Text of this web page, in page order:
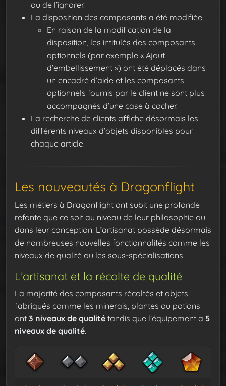
ou de l’ignorer.
La disposition des composants a été modifiée.
En raison de la modification de la
disposition, les intitulés des composants
optionnels (par exemple « Ajout
d’embellissement ») ont été déplacés dans
un encadré d’aide et les composants
optionnels fournis par le client ne sont plus
accompagnés d’une case à cocher.
La recherche de clients affiche désormais les
différents niveaux d’objets disponibles pour
chaque article.
Les nouveautés à Dragonflight
Les métiers à Dragonflight ont subit une profonde
refonte que ce soit au niveau de leur philosophie ou
dans leur conception. L’artisanat possède désormais
de nombreuses nouvelles fonctionnalités comme les
niveaux de qualité ou les sous-spécialisations.
L’artisanat et la récolte de qualité
La majorité des composants récoltés et objets
fabriqués comme les minerais, plantes ou potions
ont 3 niveaux de qualité tandis que l’équipement a 5
niveaux de qualité.